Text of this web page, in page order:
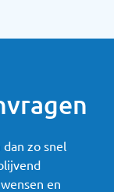
zo snel
en